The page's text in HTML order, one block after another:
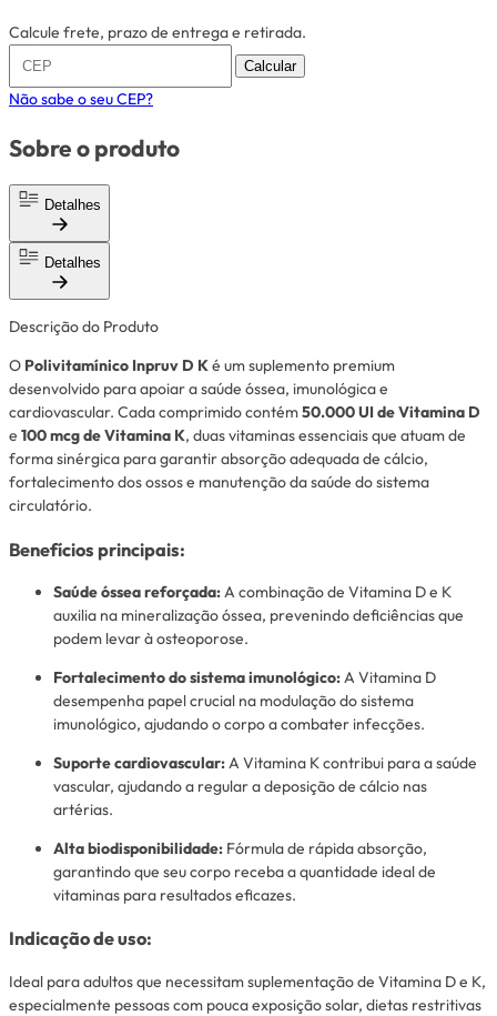
Calcule frete, prazo de entrega e retirada.
Calcular
Não sabe o seu CEP?
Sobre o produto
Detalhes
Detalhes
Descrição do Produto
O Polivitamínico Inpruv D Ké um suplemento premium
desenvolvido para apoiar a saúde óssea, imunológica e
cardiovascular. Cada comprimido contém50.000 UI de Vitamina D
e 100 mcg de Vitamina K, duas vitaminas essenciais que atuam de
forma sinérgica para garantir absorção adequada de cálcio,
fortalecimento dos ossos e manutenção da saúde do sistema
circulatório.
Benefícios principais:
Saúde óssea reforçada:A combinação de Vitamina D e K
auxilia na mineralização óssea, prevenindo deficiências que
podem levar à osteoporose.
Fortalecimento do sistema imunológico:A Vitamina D
desempenha papel crucial na modulação do sistema
imunológico, ajudando o corpo a combater infecções.
Suporte cardiovascular:A Vitamina K contribui para a saúde
vascular, ajudando a regular a deposição de cálcio nas
artérias.
Alta biodisponibilidade: Fórmula de rápida absorção,
garantindo que seu corpo receba a quantidade ideal de
vitaminas para resultados eficazes.
Indicação de uso:
Ideal para adultos que necessitam suplementação de Vitamina D e K,
especialmente pessoas com pouca exposição solar, dietas restritivas